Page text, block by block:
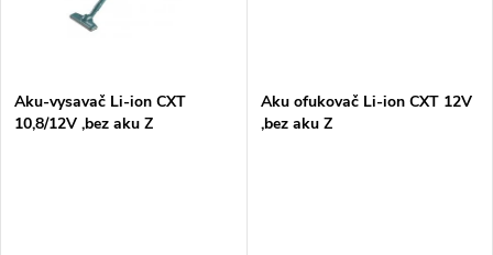
Aku-vysavač Li-ion CXT
10,8/12V ,bez aku Z
Aku ofukovač Li-ion CXT 12V
,bez aku Z